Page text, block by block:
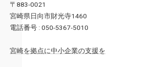
〒883-0021
宮崎県日向市財光寺1460
電話番号 : 050-5367-5010
宮崎を拠点に中小企業の支援を